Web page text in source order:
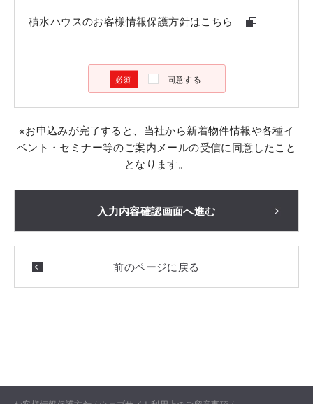
積水ハウスのお客様情報保護方針はこちら
同意する
※お申込みが完了すると、当社から新着物件情報や各種イ
ベント・セミナー等のご案内メールの受信に同意したこと
となります。